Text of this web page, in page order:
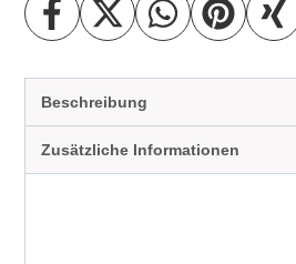
Beschreibung
Zusätzliche Informationen